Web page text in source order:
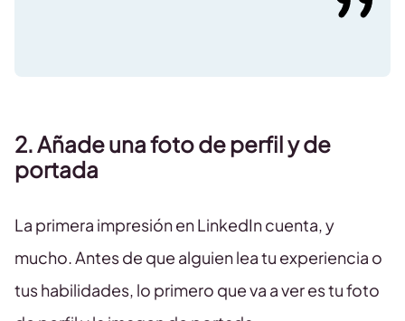
2. Añade una foto de perfil y de
portada
La primera impresión en LinkedIn cuenta, y
mucho. Antes de que alguien lea tu experiencia o
tus habilidades, lo primero que va a ver es tu foto